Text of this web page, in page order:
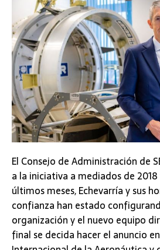
El Consejo de Administración de
a la iniciativa a mediados de
últimos meses, Echevarría y sus
confianza han estado
organización y el nuevo equipo
final se decida hacer el anuncio